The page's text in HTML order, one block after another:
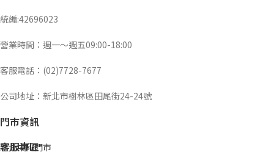
統編:42696023
營業時間：週一～週五09:00-18:00
客服電話：(02)7728-7677
公司地址：新北市樹林區田尾街24-24號
門市資訊
新北中和門市
客服專區